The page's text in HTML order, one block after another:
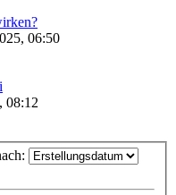
06:50
08:12